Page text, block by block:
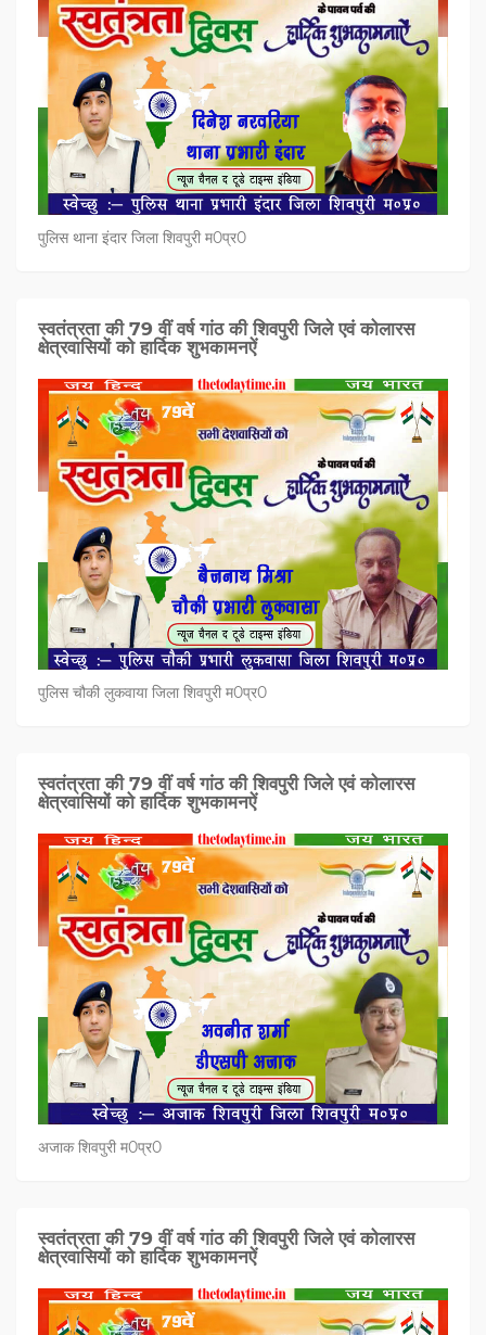
पुलिस थाना इंदार जिला शिवपुरी म0प्र0
स्वतंत्रता की 79 वीं वर्ष गांठ की शिवपुरी जिले एवं कोलारस
क्षेत्रवासियों को हार्दिक शुभकामनऐं
पुलिस चौकी लुकवाया जिला शिवपुरी म0प्र0
स्वतंत्रता की 79 वीं वर्ष गांठ की शिवपुरी जिले एवं कोलारस
क्षेत्रवासियों को हार्दिक शुभकामनऐं
अजाक शिवपुरी म0प्र0
स्वतंत्रता की 79 वीं वर्ष गांठ की शिवपुरी जिले एवं कोलारस
क्षेत्रवासियों को हार्दिक शुभकामनऐं